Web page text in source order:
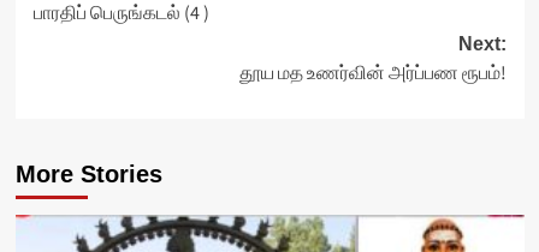
navigation
பாரதிப் பெருங்கடல் (4 )
Next:
தூய மத உணர்வின் அர்ப்பண ரூபம்!
More Stories